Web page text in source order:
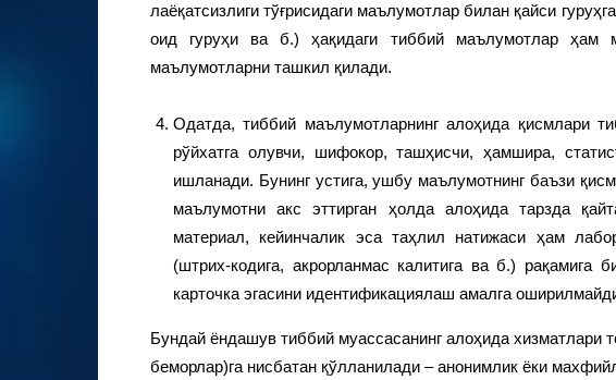
лаёқатсизлиги тўғрисидаги маълумотлар билан қайси
оид гуруҳи ва б.) ҳақидаги тиббий маълумотлар ҳам
маълумотларни ташкил қилади.
Одатда, тиббий маълумотларнинг алоҳида қисмлари
рўйхатга олувчи, шифокор, ташҳисчи, ҳамшира,
ишланади. Бунинг устига, ушбу маълумотнинг баъзи
маълумотни акс эттирган ҳолда алоҳида тарзда
материал, кейинчалик эса таҳлил натижаси ҳам
(штрих-кодига, акрорланмас калитига ва б.) рақамига
карточка эгасини идентификациялаш амалга
Бундай ёндашув тиббий муассасанинг алоҳида хизматлари
беморлар)га нисбатан қўлланилади – анонимлик ёки